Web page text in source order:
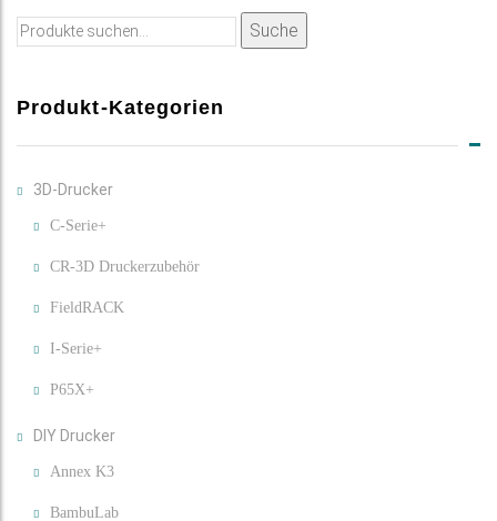
Suche
Suche
Produkt-Kategorien
3D-Drucker
C-Serie+
CR-3D Druckerzubehör
FieldRACK
I-Serie+
P65X+
DIY Drucker
Annex K3
BambuLab